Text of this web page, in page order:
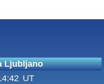
Ljubljano
UT